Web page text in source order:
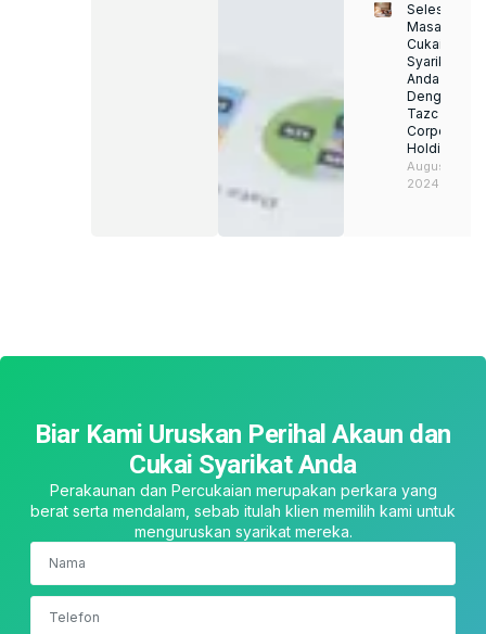
Selesaikan
Masalah
Cukai
Syarikat
Anda
Dengan
Tazc
Corporate
Holding
August 22,
2024
Biar Kami Uruskan Perihal Akaun dan
Cukai Syarikat Anda
Perakaunan dan Percukaian merupakan perkara yang
berat serta mendalam, sebab itulah klien memilih kami untuk
menguruskan syarikat mereka.